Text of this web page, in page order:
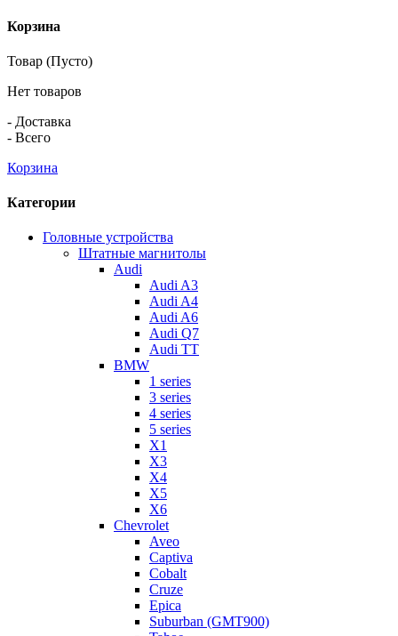
Корзина
Товар (Пусто)
Нет товаров
- Доставка
- Всего
Корзина
Категории
Головные устройства
Штатные магнитолы
Audi
Audi A3
Audi A4
Audi A6
Audi Q7
Audi TT
BMW
1 series
3 series
4 series
5 series
X1
X3
X4
X5
X6
Chevrolet
Aveo
Captiva
Cobalt
Cruze
Epica
Suburban (GMT900)